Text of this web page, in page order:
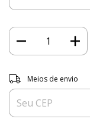
Entregas para o CEP:
Meios de envio